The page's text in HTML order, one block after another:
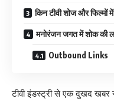
किन टीवी शोज और
मनोरंजन जगत में शोक की
Outbound Links
टीवी इंडस्ट्री से एक दुखद